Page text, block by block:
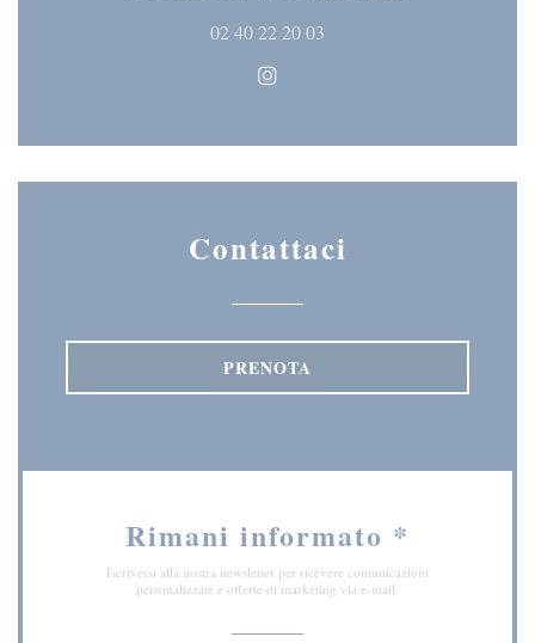
02 40 22 20 03
Instagram ((apre una nuova
Contattaci
PRENOTA
Rimani informato *
Iscriversi alla nostra newsletter per ricevere comunicazioni
personalizzate e offerte di marketing via e-mail.